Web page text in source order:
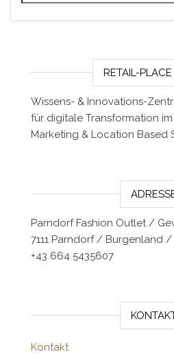
RETAIL-
Wissens- & Innovations-
für digitale Transformation
Marketing & Location Based
Parndorf Fashion Outlet /
7111 Parndorf / Burgenland
+43 664 5435607
Kontakt